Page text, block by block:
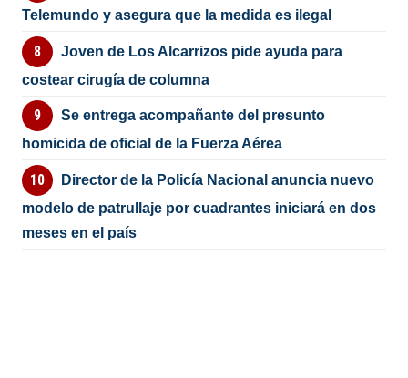
Telemundo y asegura que la medida es ilegal
Joven de Los Alcarrizos pide ayuda para
costear cirugía de columna
Se entrega acompañante del presunto
homicida de oficial de la Fuerza Aérea
Director de la Policía Nacional anuncia nuevo
modelo de patrullaje por cuadrantes iniciará en dos
meses en el país